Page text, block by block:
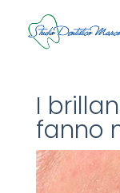
I
fanno